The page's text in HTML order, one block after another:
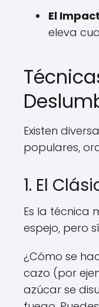
El
eleva
Existen
populares,
1. El
Es la técnica
espejo, pero
¿Cómo se
cazo (por
azúcar se